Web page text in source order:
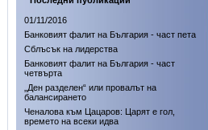
01/11/2016
Банковият фалит на България - част пета
Сблъсък на лидерства
Банковият фалит на България - част
четвърта
„Ден разделен“ или провалът на
балансирането
Ченалова към Цацаров: Царят е гол,
времето на всеки идва